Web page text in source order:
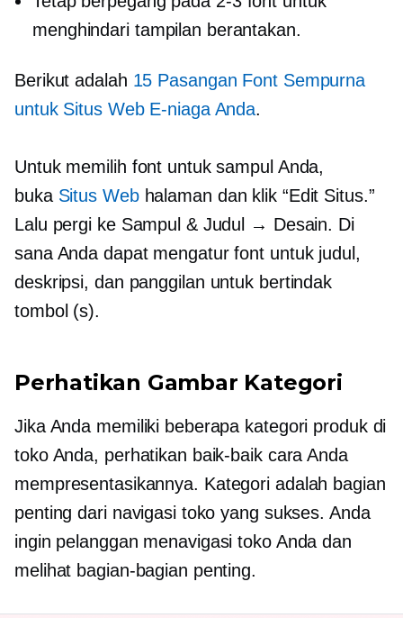
menghindari tampilan berantakan.
Berikut adalah 15 Pasangan Font Sempurna
untuk Situs Web E-niaga Anda.
Untuk memilih font untuk sampul Anda,
buka Situs Webhalaman dan klik “Edit Situs.”
Lalu pergi ke Sampul & Judul → Desain. Di
sana Anda dapat mengatur font untuk judul,
deskripsi, dan panggilan untuk bertindak
tombol (s).
Perhatikan Gambar Kategori
Jika Anda memiliki beberapa kategori produk di
toko Anda, perhatikan baik-baik cara Anda
mempresentasikannya. Kategori adalah bagian
penting dari navigasi toko yang sukses. Anda
ingin pelanggan menavigasi toko Anda dan
melihat bagian-bagian penting.